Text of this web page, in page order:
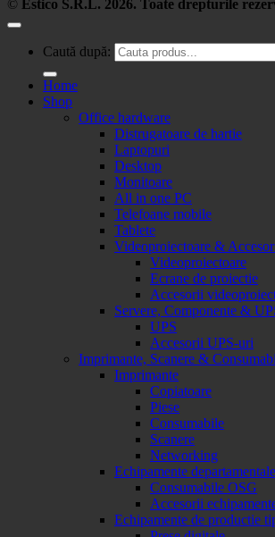
© Estico S.R.L. 2026. Toate drepturile
Caută după:
Home
Shop
Office hardware
Distrugatoare de hartie
Laptopuri
Desktop
Monitoare
All in one PC
Telefoane mobile
Tablete
Videoproiectoare &
Videoproiectoare
Ecrane de proiectie
Accesorii
Servere, Componente &
UPS
Accesorii UPS-uri
Imprimante, Scanere &
Imprimante
Copiatoare
Piese
Consumabile
Scanere
Networking
Echipamente departamentale
Consumabile OSG
Accesorii
Echipamente de productie